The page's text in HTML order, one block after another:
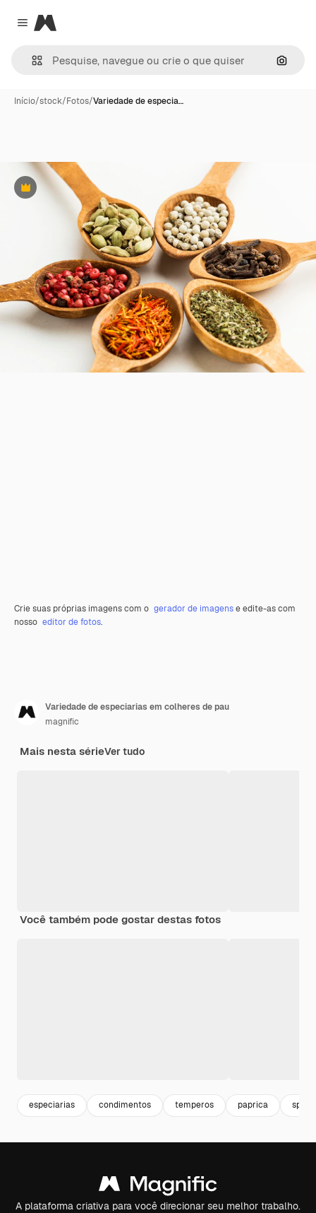
Close menu
Magnific
Início/stock/Fotos/Variedade de especia…
Premium
Crie suas próprias imagens com o gerador de imagense edite-as com
nosso editor de fotos.
Variedade de especiarias em colheres de pau
magnific
Mais nesta sérieVer tudo
Você também pode gostar destas fotos
especiarias condimentos temperos paprica
A plataforma criativa para você direcionar seu melhor trabalho.